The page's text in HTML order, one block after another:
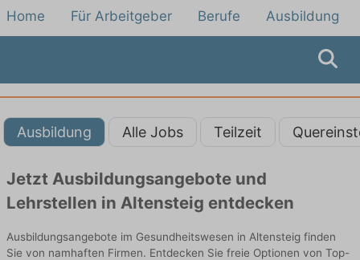
Home Für Arbeitgeber Berufe Ausbildung
Ausbildung Alle Jobs Teilzeit
Jetzt Ausbildungsangebote und
Lehrstellen in Altensteig entdecken
Ausbildungsangebote im Gesundheitswesen in Altensteig finden
Sie von namhaften Firmen. Entdecken Sie freie Optionen von Top-